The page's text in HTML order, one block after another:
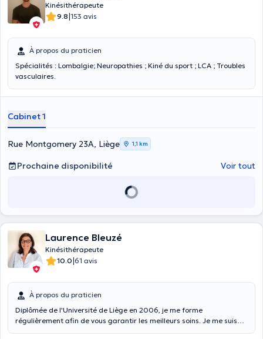
Kinésithérapeute
9.8|153 avis
À propos du praticien
Spécialités : Lombalgie; Neuropathies ; Kiné du sport ; LCA ; Troubles
vasculaires.
Cabinet 1
Rue Montgomery 23A, Liège 1,1 km
Prochaine disponibilité Voir tout
Laurence Bleuzé
Kinésithérapeute
10.0|61 avis
À propos du praticien
Diplômée de l'Université de Liège en 2006, je me forme
régulièrement afin de vous garantir les meilleurs soins. Je me suis